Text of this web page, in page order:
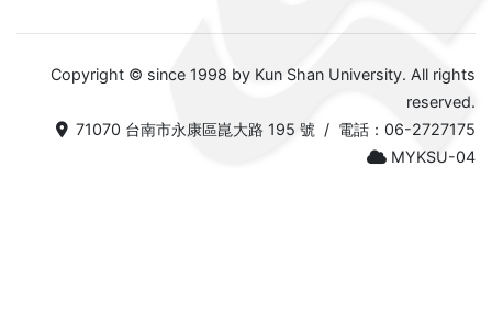
Copyright © since 1998 by Kun Shan University. All rights
reserved.
71070 台南市永康區崑大路 195 號 / 電話：06-2727175
MYKSU-04